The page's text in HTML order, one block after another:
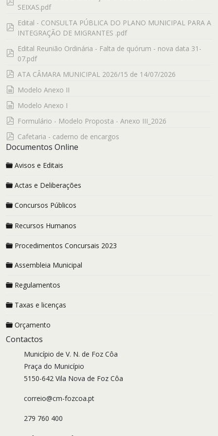
SEIXAS.pdf
pdf
Edital - CONSULTA PÚBLICA DO PLANO MUNICIPAL PARA A
INTEGRAÇÃO DE MIGRANTES .pdf
pdf
Edital Reunião Ordinária - Falta de quórum - nova data 31-
07.pdf
pdf
ATA CÂMARA MUNICIPAL 2026/15 de 14/07/2026
documento
Modelo Anexo II
documento
Modelo Anexo I
pdf
Formulário - Modelo Proposta - Anexo III_2026
pdf
Cafetaria - caderno de encargos
Documentos Online
Avisos e Editais
Actas e Deliberações
Concursos Públicos
Recursos Humanos
Procedimentos Concursais 2023
Assembleia Municipal
Regulamentos
Taxas e licenças
Orçamento
Contactos
Município de V. N. de Foz Côa
Praça do Município
5150-642 Vila Nova de Foz Côa
correio@cm-fozcoa.pt
279 760 400